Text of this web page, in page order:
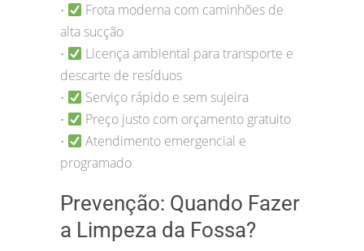
•
Frota moderna com caminhões de
alta sucção
•
Licença ambiental para transporte e
descarte de resíduos
• Serviço rápido e sem sujeira
• Preço justo com orçamento gratuito
•
Atendimento emergencial e
programado
Prevenção: Quando Fazer
a Limpeza da Fossa?